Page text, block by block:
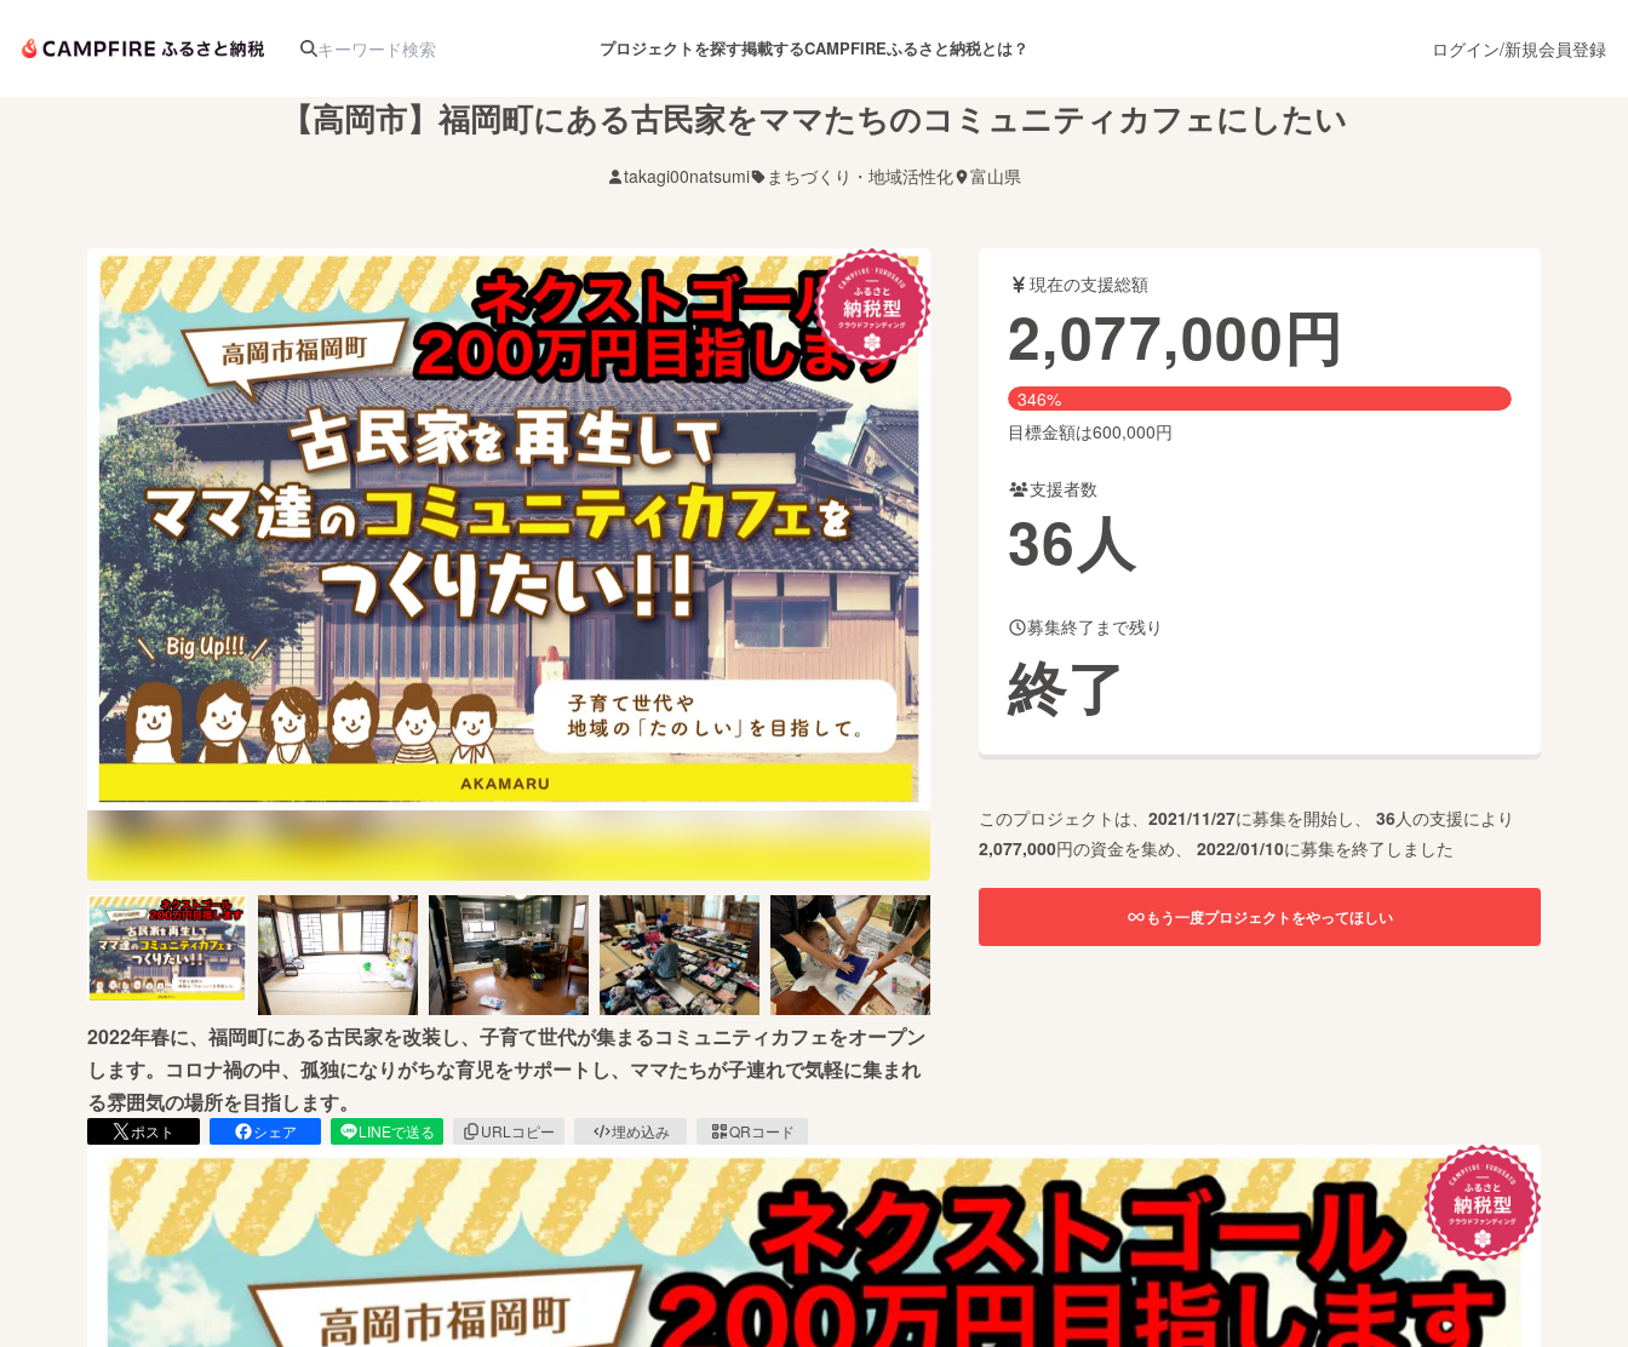
プロジェクトを探す
アート・写真 音楽 舞台・パフォーマンス
テクノロジー・ガジェット ゲーム・サービス開発 フード・飲食店 ファッション
映像・映画 書籍・雑誌出版 アニメ・漫画
ビジネス・起業 チャレンジ ビューティー・ヘルスケア
まちづくり・地域活性化
CAMPFIRE for Social Good
CAMPFIRE Creation
CAMPFIREふるさと納税machi-ya コミュニティ
掲載するCAMPFIREふるさと納税とは？ ログイン/新規会員登録
【高岡市】福岡町にある古民家をママたちのコミュニティカフェにしたい
takagi00natsumi まちづくり・地域活性化 富山県
2022年春に、福岡町にある古民家を改装し、子育て世代が集まるコミュニティカフェをオープン
します。コロナ禍の中、孤独になりがちな育児をサポートし、ママたちが子連れで気軽に集まれ
る雰囲気の場所を目指します。
ポスト シェア LINEで送る URLコピー 埋め込み QRコード
現在の支援総額
2,077,000円
346%
目標金額は600,000円
支援者数
36人
募集終了まで残り
終了
このプロジェクトは、 2021/11/27に募集を開始し、 36人の支援により
2,077,000円の資金を集め、 2022/01/10に募集を終了しました
もう一度プロジェクトをやってほしい